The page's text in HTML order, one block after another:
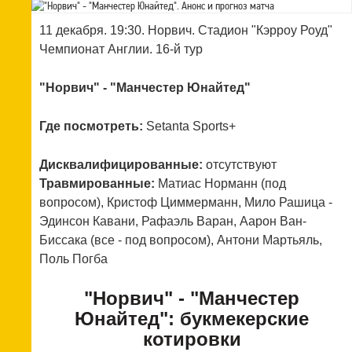
11 декабря. 19:30. Норвич. Стадион "Кэрроу Роуд"
Чемпионат Англии. 16-й тур
"Норвич" - "Манчестер Юнайтед"
Где посмотреть: Setanta Sports+
Дисквалифицированные: отсутствуют
Травмированные: Матиас Норманн (под
вопросом), Кристоф Циммерманн, Мило Рашица -
Эдинсон Кавани, Рафаэль Варан, Аарон Ван-
Биссака (все - под вопросом), Антони Мартьяль,
Поль Погба
"Норвич" - "Манчестер
Юнайтед": букмекерские
котировки